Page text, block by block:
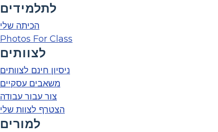
לתלמידים
הכיתה שלי
Photos For Class
לצוותים
ניסיון חינם לצוותים
משאבים עסקיים
צור עבור עבודה
הצטרף לצוות שלי
למורים